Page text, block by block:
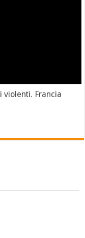
violenti. Francia